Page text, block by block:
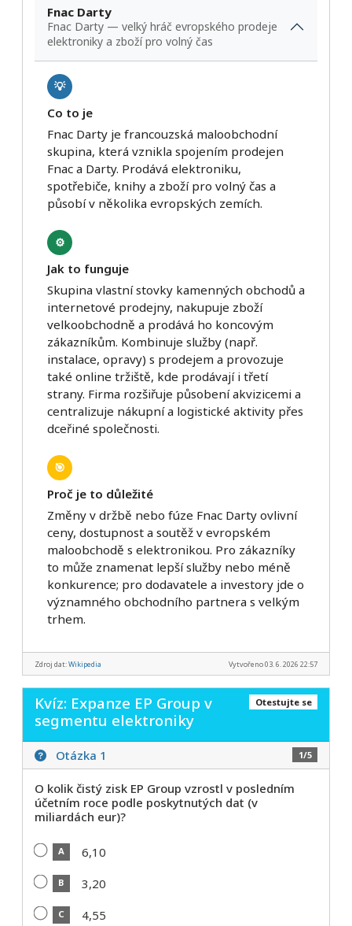
Fnac Darty
Fnac Darty — velký hráč evropského prodeje
elektroniky a zboží pro volný čas
💡
Co to je
Fnac Darty je francouzská maloobchodní
skupina, která vznikla spojením prodejen
Fnac a Darty. Prodává elektroniku,
spotřebiče, knihy a zboží pro volný čas a
působí v několika evropských zemích.
⚙️
Jak to funguje
Skupina vlastní stovky kamenných obchodů a
internetové prodejny, nakupuje zboží
velkoobchodně a prodává ho koncovým
zákazníkům. Kombinuje služby (např.
instalace, opravy) s prodejem a provozuje
také online tržiště, kde prodávají i třetí
strany. Firma rozšiřuje působení akvizicemi a
centralizuje nákupní a logistické aktivity přes
dceřiné společnosti.
🎯
Proč je to důležité
Změny v držbě nebo fúze Fnac Darty ovlivní
ceny, dostupnost a soutěž v evropském
maloobchodě s elektronikou. Pro zákazníky
to může znamenat lepší služby nebo méně
konkurence; pro dodavatele a investory jde o
významného obchodního partnera s velkým
trhem.
Vytvořeno 03. 6. 2026 22:57
Zdroj dat:Wikipedia
Otestujte se
Kvíz: Expanze EP Group v
segmentu elektroniky
Otázka 1 1/5
O kolik čistý zisk EP Group vzrostl v posledním
účetním roce podle poskytnutých dat (v
miliardách eur)?
A 6,10
B 3,20
C 4,55